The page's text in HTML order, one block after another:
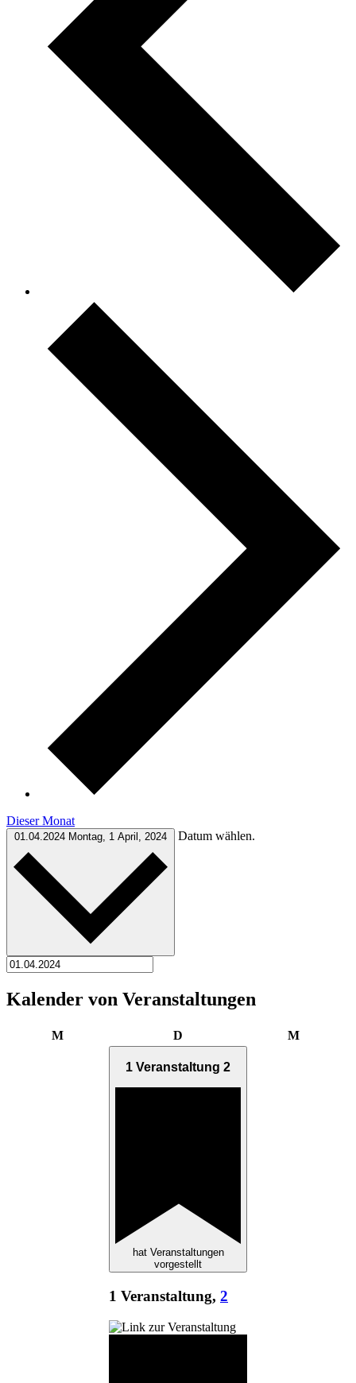
Dieser Monat
01.04.2024 Montag, 1 April, 2024 Datum wählen.
Kalender von Veranstaltungen
MMontag D MMittwoch
1 Veranstaltung 2
hat Veranstaltungen
vorgestellt
1 Veranstaltung, 2